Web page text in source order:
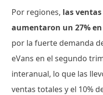
Por regiones, las
aumentaron un 27%
por la fuerte demanda
eVans en el segundo
interanual, lo que las
ventas totales y el 10%